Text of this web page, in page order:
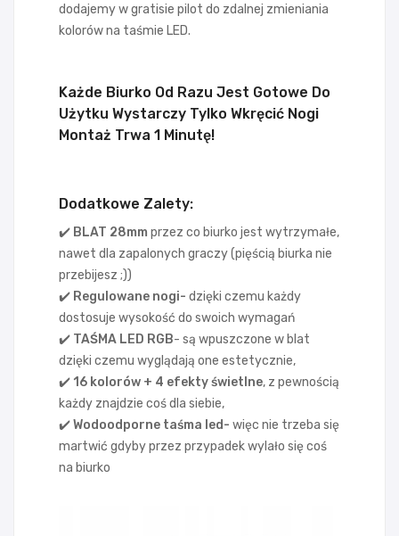
dodajemy w gratisie pilot do zdalnej zmieniania
kolorów na taśmie LED.
Każde Biurko Od Razu Jest Gotowe Do
Użytku Wystarczy Tylko Wkręcić Nogi
Montaż Trwa 1 Minutę!
Dodatkowe Zalety:
✔️ BLAT 28mm przez co biurko jest wytrzymałe,
nawet dla zapalonych graczy (pięścią biurka nie
przebijesz ;))
✔️ Regulowane nogi- dzięki czemu każdy
dostosuje wysokość do swoich wymagań
✔️ TAŚMA LED RGB- są wpuszczone w blat
dzięki czemu wyglądają one estetycznie,
✔️ 16 kolorów + 4 efekty świetlne, z pewnością
każdy znajdzie coś dla siebie,
✔️ Wodoodporne taśma led- więc nie trzeba się
martwić gdyby przez przypadek wylało się coś
na biurko